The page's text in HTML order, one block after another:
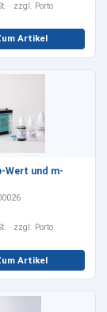
· zzgl. Porto
Artikel
Wert und m-
· zzgl. Porto
Artikel